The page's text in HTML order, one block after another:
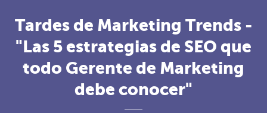
Tardes de Marketing Trends -
"Las 5 estrategias de SEO que
todo Gerente de Marketing
debe conocer"